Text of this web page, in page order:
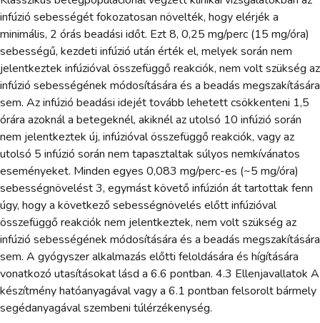
infúzió sebességét fokozatosan növelték, hogy elérjék a
minimális, 2 órás beadási időt. Ezt 8, 0,25 mg/perc (15 mg/óra)
sebességű, kezdeti infúzió után érték el, melyek során nem
jelentkeztek infúzióval összefüggő reakciók, nem volt szükség az
infúzió sebességének módosítására és a beadás megszakítására
sem. Az infúzió beadási idejét tovább lehetett csökkenteni 1,5
órára azoknál a betegeknél, akiknél az utolsó 10 infúzió során
nem jelentkeztek új, infúzióval összefüggő reakciók, vagy az
utolsó 5 infúzió során nem tapasztaltak súlyos nemkívánatos
eseményeket. Minden egyes 0,083 mg/perc-es (~5 mg/óra)
sebességnövelést 3, egymást követő infúzión át tartottak fenn
úgy, hogy a következő sebességnövelés előtt infúzióval
összefüggő reakciók nem jelentkeztek, nem volt szükség az
infúzió sebességének módosítására és a beadás megszakítására
sem. A gyógyszer alkalmazás előtti feloldására és hígítására
vonatkozó utasításokat lásd a 6.6 pontban. 4.3 Ellenjavallatok A
készítmény hatóanyagával vagy a 6.1 pontban felsorolt bármely
segédanyagával szembeni túlérzékenység.